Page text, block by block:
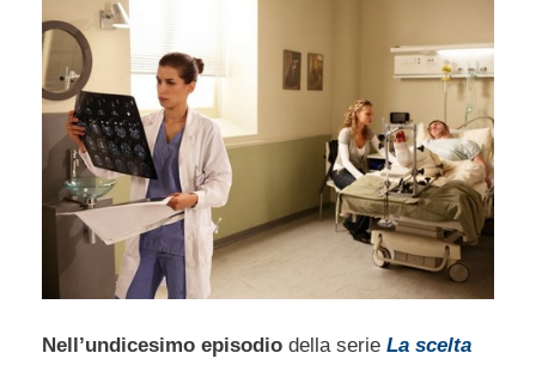
Nell’undicesimo episodio della serie La scelta